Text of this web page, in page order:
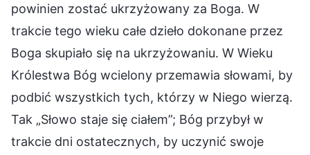
powinien zostać ukrzyżowany za Boga. W
trakcie tego wieku całe dzieło dokonane przez
Boga skupiało się na ukrzyżowaniu. W Wieku
Królestwa Bóg wcielony przemawia słowami, by
podbić wszystkich tych, którzy w Niego wierzą.
Tak „Słowo staje się ciałem”; Bóg przybył w
trakcie dni ostatecznych, by uczynić swoje